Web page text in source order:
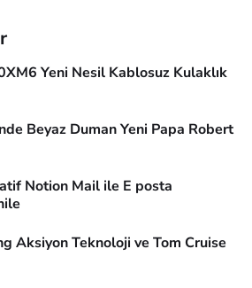
Yeni Nesil Kablosuz Kulaklık
Beyaz Duman Yeni Papa Robert
Notion Mail ile E posta
Aksiyon Teknoloji ve Tom Cruise